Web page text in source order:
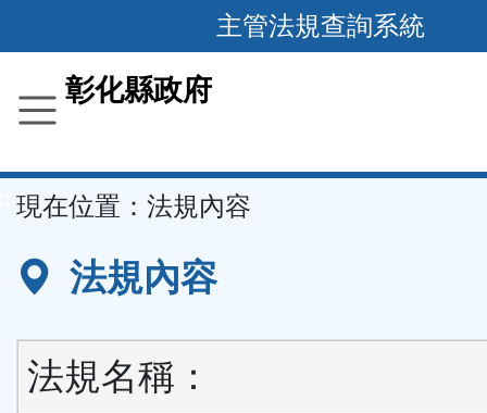
到
要
容
區
主管法規查詢系統
彰化縣政府
現在位置： 法規內容
法規內容
法規名稱：